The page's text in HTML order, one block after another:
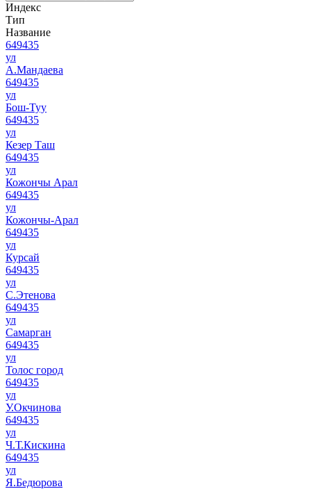
Индекс
Тип
Название
649435
ул
А.Мандаева
649435
ул
Бош-Туу
649435
ул
Кезер Таш
649435
ул
Кожончы Арал
649435
ул
Кожончы-Арал
649435
ул
Курсай
649435
ул
С.Этенова
649435
ул
Самарган
649435
ул
Толос город
649435
ул
У.Окчинова
649435
ул
Ч.Т.Кискина
649435
ул
Я.Бедюрова